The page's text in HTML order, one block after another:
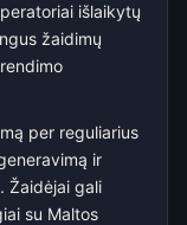
išlaikytų
žaidimų
per reguliarius
ir
Žaidėjai gali
su Maltos